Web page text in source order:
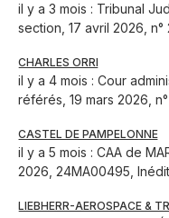
il y a 3 mois : Tribunal
section, 17 avril 2026, n°
CHARLES ORRI
il y a 4 mois : Cour
référés, 19 mars 2026,
CASTEL DE PAMPELONNE
il y a 5 mois : CAA de
2026, 24MA00495,
LIEBHERR-AEROSPACE &